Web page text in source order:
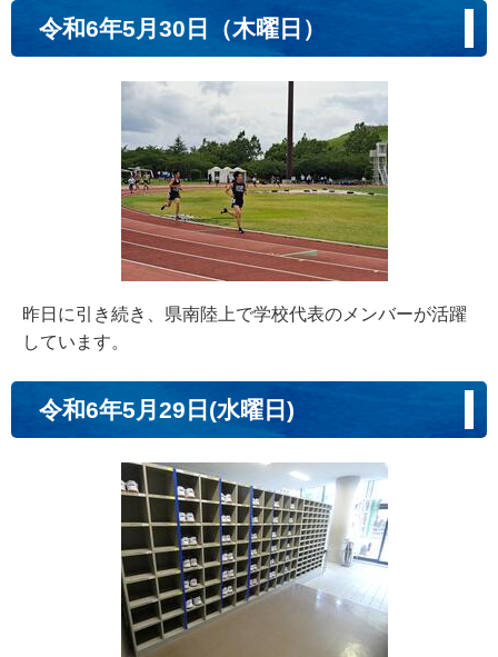
令和6年5月30日（木曜日）
昨日に引き続き、県南陸上で学校代表のメンバーが活躍
しています。
令和6年5月29日(水曜日)